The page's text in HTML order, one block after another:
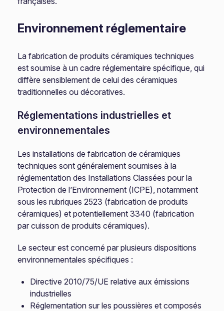
Environnement réglementaire
La fabrication de produits céramiques techniques
est soumise à un cadre réglementaire spécifique, qui
diffère sensiblement de celui des céramiques
traditionnelles ou décoratives.
Réglementations industrielles et
environnementales
Les installations de fabrication de céramiques
techniques sont généralement soumises à la
réglementation des Installations Classées pour la
Protection de l’Environnement (ICPE), notamment
sous les rubriques 2523 (fabrication de produits
céramiques) et potentiellement 3340 (fabrication
par cuisson de produits céramiques).
Le secteur est concerné par plusieurs dispositions
environnementales spécifiques :
Directive 2010/75/UE relative aux émissions
industrielles
Réglementation sur les poussières et composés